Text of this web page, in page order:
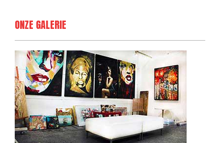
ONZE GALERIE